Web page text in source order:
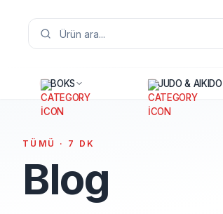
BOKS JUDO & AIKIDO
TÜMÜ · 7 DK
Blog